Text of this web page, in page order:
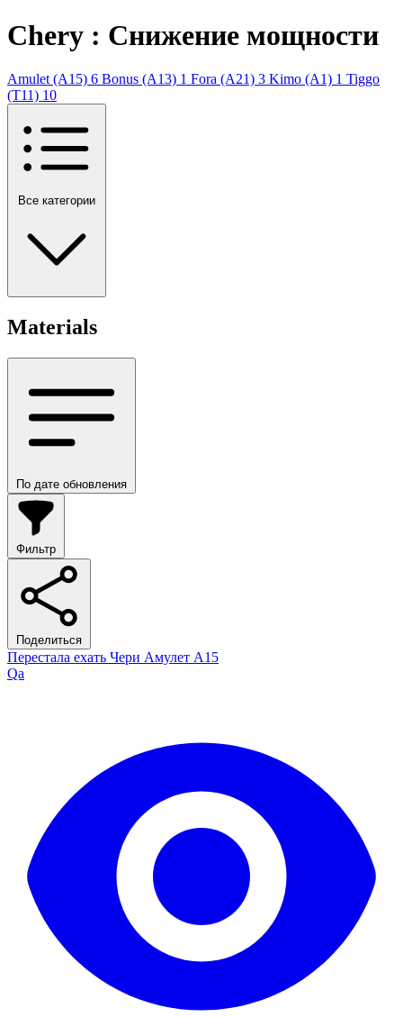
Chery : Снижение мощности
Amulet (A15) 6 Bonus (A13) 1 Fora (A21) 3 Kimo (A1) 1 Tiggo
(T11) 10
Все категории
Materials
По дате обновления
Фильтр
Поделиться
Перестала ехать Чери Амулет А15
Qa